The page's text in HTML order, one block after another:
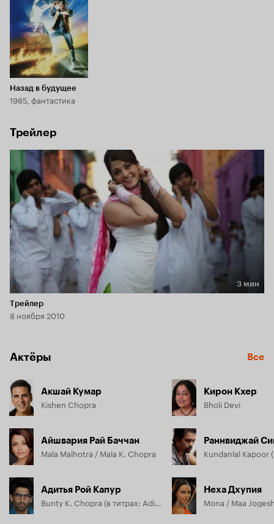
Назад в будущее
1985, фантастика
Трейлер
Длительность 3 мин
3 мин
Трейлер
8 ноября 2010
Актёры Все
Акшай Кумар
Kishen Chopra
Айшвария Рай Баччан
Mala Malhotra / Mala K. Chopra
Адитья Рой Капур
Кирон Кхер
Bholi Devi
Раннвиджай
Неха Дхупия
Mona / Maa